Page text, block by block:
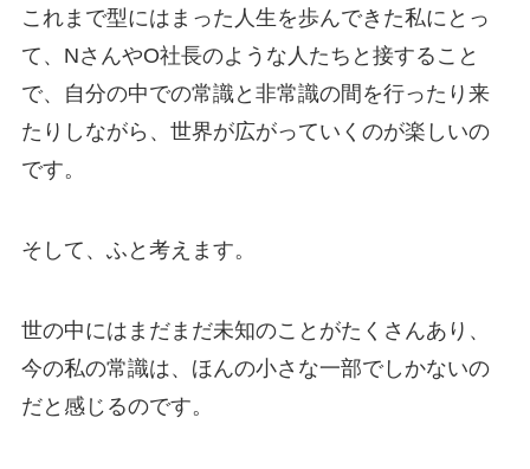
これまで型にはまった人生を歩んできた私にとっ
て、NさんやO社長のような人たちと接すること
で、自分の中での常識と非常識の間を行ったり来
たりしながら、世界が広がっていくのが楽しいの
です。
そして、ふと考えます。
世の中にはまだまだ未知のことがたくさんあり、
今の私の常識は、ほんの小さな一部でしかないの
だと感じるのです。